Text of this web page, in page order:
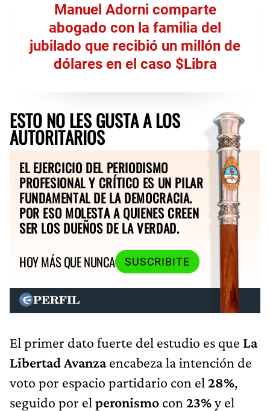
Manuel Adorni comparte
abogado con la familia del
jubilado que recibió un millón de
dólares en el caso $Libra
ESTO NO LES GUSTA A LOS
AUTORITARIOS
EL EJERCICIO DEL PERIODISMO
PROFESIONAL Y CRÍTICO ES UN PILAR
FUNDAMENTAL DE LA DEMOCRACIA.
POR ESO MOLESTA A QUIENES CREEN
SER LOS DUEÑOS DE LA VERDAD.
HOY MÁS QUE NUNCA
SUSCRIBITE
El primer dato fuerte del estudio es que La
Libertad Avanzaencabeza la intención de
voto por espacio partidario con el 28%,
seguido por el peronismo con 23%y el